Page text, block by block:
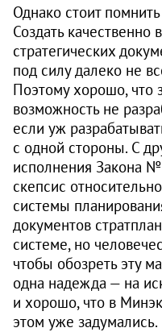
Однако стоит
Создать качественно
стратегических
под силу далеко не
Поэтому хорошо, что
возможность не
если уж
с одной стороны. С
исполнения Закона
скепсис
системы
документов
системе, но
чтобы обозреть эту
одна надежда — на
и хорошо, что в
этом уже задумались.